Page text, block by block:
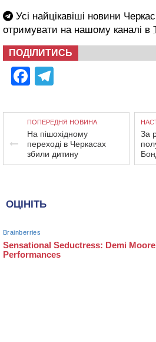
Усі найцікавіші новини
отримувати на нашому каналі в
ПОДІЛИТИСЬ
Facebook
ПОПЕРЕДНЯ НОВИНА
На пішохідному
переході в Черкасах
збили дитину
За